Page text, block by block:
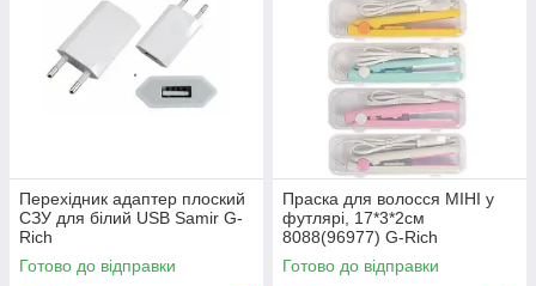
Перехідник адаптер плоский
СЗУ для білий USB Samir G-
Rich
Готово до відправки
Праска для волосся МІНІ у
футлярі, 17*3*2см
8088(96977) G-Rich
Готово до відправки